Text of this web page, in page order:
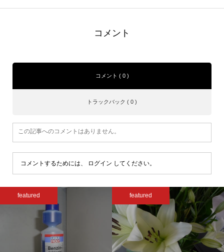
コメント
コメント ( 0 )
トラックバック ( 0 )
この記事へのコメントはありません。
コメントするためには、 ログイン してください。
featured featured